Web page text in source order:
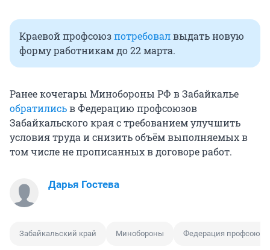
Краевой профсоюзпотребовалвыдать новую
форму работникам до 22 марта.
Ранее кочегары Минобороны РФ в Забайкалье
обратилисьв Федерацию профсоюзов
Забайкальского края с требованием улучшить
условия труда и снизить объём выполняемых в
том числе не прописанных в договоре работ.
Дарья Гостева
Забайкальский край Минобороны Федерация